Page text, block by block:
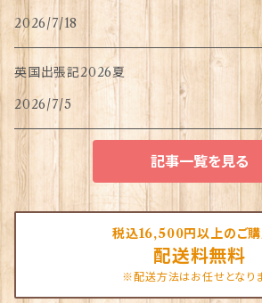
2026/7/18
英国出張記2026夏
2026/7/5
記事一覧を見る
税込16,500円以上のご購
配送料無料
※配送方法はお任せとなり